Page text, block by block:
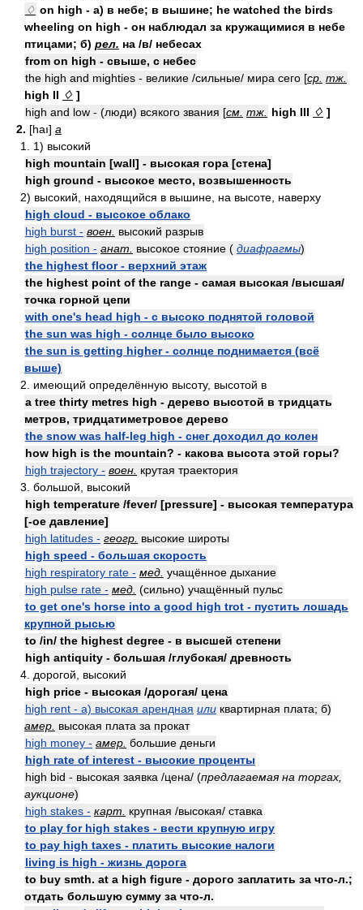
♢ on high - а) в небе; в вышине; he watched the birds
wheeling on high - он наблюдал за кружащимися в небе
птицами; б) рел. на /в/ небесах
from on high - свыше, с небес
the high and mighties - великие /сильные/ мира сего [ср. тж.
high II ♢ ]
high and low - (люди) всякого звания [см. тж. high III ♢ ]
2. [haı] a
1. 1) высокий
high mountain [wall] - высокая гора [стена]
high ground - высокое место, возвышенность
2) высокий, находящийся в вышине, на высоте, наверху
high cloud - высокое облако
high burst - воен. высокий разрыв
high position - анат. высокое стояние ( диафрагмы)
the highest floor - верхний этаж
the highest point of the range - самая высокая /высшая/
точка горной цепи
with one's head high - с высоко поднятой головой
the sun was high - солнце было высоко
the sun is getting higher - солнце поднимается (всё
выше)
2. имеющий определённую высоту, высотой в
a tree thirty metres high - дерево высотой в тридцать
метров, тридцатиметровое дерево
the snow was half-leg high - снег доходил до колен
how high is the mountain? - какова высота этой горы?
high trajectory - воен. крутая траектория
3. большой, высокий
high temperature /fever/ [pressure] - высокая температура
[-ое давление]
high latitudes - геогр. высокие широты
high speed - большая скорость
high respiratory rate - мед. учащённое дыхание
high pulse rate - мед. (сильно) учащённый пульс
to get one's horse into a good high trot - пустить лошадь
крупной рысью
to /in/ the highest degree - в высшей степени
high antiquity - большая /глубокая/ древность
4. дорогой, высокий
high price - высокая /дорогая/ цена
high rent - а) высокая арендная или квартирная плата; б)
амер. высокая плата за прокат
high money - амер. большие деньги
high rate of interest - высокие проценты
high bid - высокая заявка /цена/ (предлагаемая на торгах,
аукционе)
high stakes - карт.
крупная /высокая/ ставка
to play for high stakes - вести крупную игру
to pay high taxes - платить высокие налоги
living is high - жизнь дорога
to buy smth. at a high figure - дорого заплатить за что-л.;
отдать большую сумму за что-л.